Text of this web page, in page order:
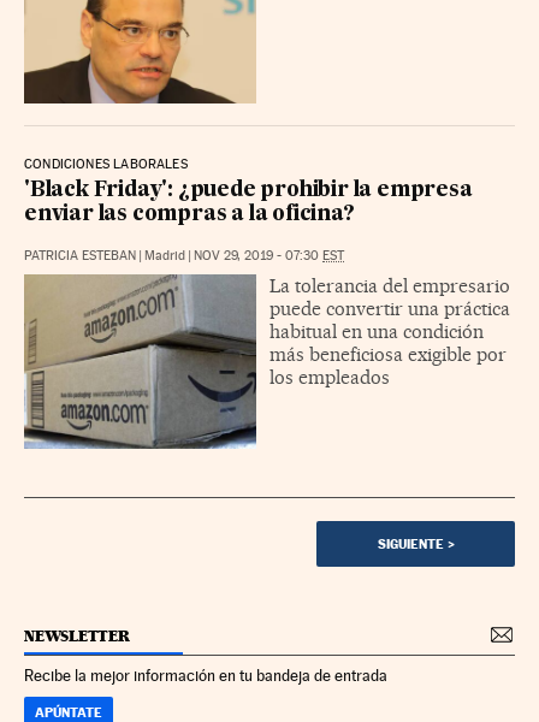
CONDICIONES LABORALES
'Black Friday': ¿puede prohibir la empresa
enviar las compras a la oficina?
PATRICIA ESTEBAN | Madrid | NOV 29, 2019 - 07:30 EST
La tolerancia del empresario
puede convertir una práctica
habitual en una condición
más beneficiosa exigible por
los empleados
SIGUIENTE>
NEWSLETTER
Recibe la mejor información en tu bandeja de entrada
APÚNTATE